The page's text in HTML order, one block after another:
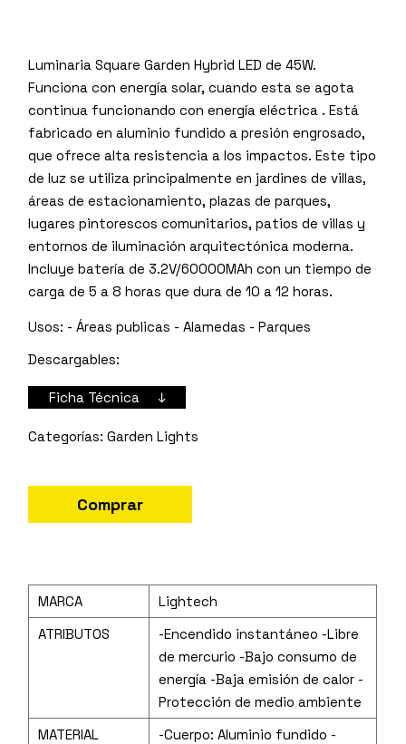
Luminaria Square Garden Hybrid LED de 45W.
Funciona con energía solar, cuando esta se agota
continua funcionando con energía eléctrica . Está
fabricado en aluminio fundido a presión engrosado,
que ofrece alta resistencia a los impactos. Este tipo
de luz se utiliza principalmente en jardines de villas,
áreas de estacionamiento, plazas de parques,
lugares pintorescos comunitarios, patios de villas y
entornos de iluminación arquitectónica moderna.
Incluye batería de 3.2V/60000MAh con un tiempo de
carga de 5 a 8 horas que dura de 10 a 12 horas.
Usos: - Áreas publicas - Alamedas - Parques
Descargables:
Ficha Técnica ↓
Garden Lights
Comprar
MARCA
Lightech
ATRIBUTOS
-Encendido instantáneo -Libre
de mercurio -Bajo consumo de
energía -Baja emisión de calor -
Protección de medio ambiente
MATERIAL
-Cuerpo: Aluminio fundido -